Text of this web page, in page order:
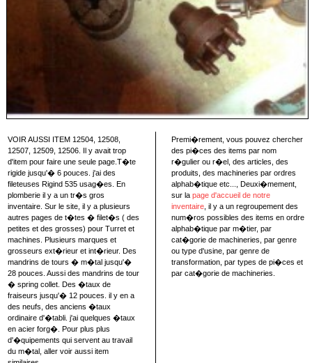
VOIR AUSSI ITEM 12504, 12508,
12507, 12509, 12506. Il y avait trop
d'item pour faire une seule page.T�te
rigide jusqu'� 6 pouces. j'ai des
fileteuses Rigind 535 usag�es. En
plomberie il y a un tr�s gros
inventaire. Sur le site, il y a plusieurs
autres pages de t�tes � filet�s ( des
petites et des grosses) pour Turret et
machines. Plusieurs marques et
grosseurs ext�rieur et int�rieur. Des
mandrins de tours � m�tal jusqu'�
28 pouces. Aussi des mandrins de tour
� spring collet. Des �taux de
fraiseurs jusqu'� 12 pouces. il y en a
des neufs, des anciens �taux
ordinaire d'�tabli. j'ai quelques �taux
en acier forg�. Pour plus plus
d'�quipements qui servent au travail
du m�tal, aller voir aussi item
Premi�rement, vous pouvez chercher
des pi�ces des items par nom
r�gulier ou r�el, des articles, des
produits, des machineries par ordres
alphab�tique etc..., Deuxi�mement,
sur la page d'accueil de notre
inventaire , il y a un regroupement des
num�ros possibles des items en ordre
alphab�tique par m�tier, par
cat�gorie de machineries, par genre
ou type d'usine, par genre de
transformation, par types de pi�ces et
par cat�gorie de machineries.